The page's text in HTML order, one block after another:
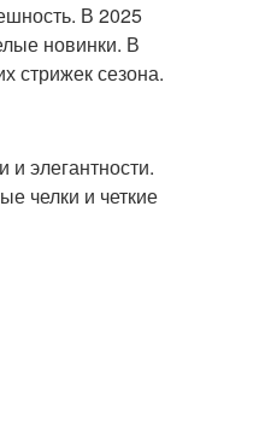
В 2025
новинки. В
стрижек сезона.
элегантности.
челки и четкие